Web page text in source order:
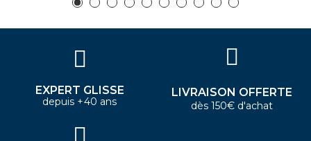
EXPERT GLISSE
depuis +40 ans
LIVRAISON OFFERTE
dès 150€ d'achat